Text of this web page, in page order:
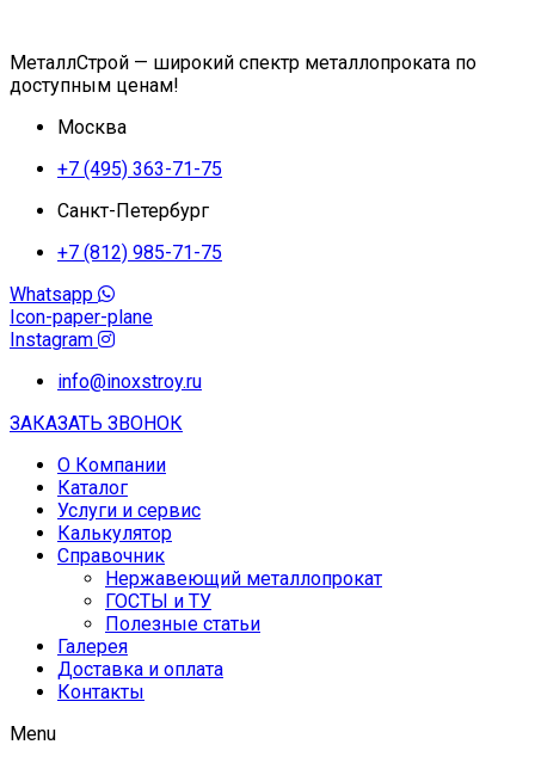
МеталлСтрой — широкий спектр металлопроката по
доступным ценам!
Москва
+7 (495) 363-71-75
Санкт-Петербург
+7 (812) 985-71-75
Whatsapp
Icon-paper-plane
Instagram
info@inoxstroy.ru
ЗАКАЗАТЬ ЗВОНОК
О Компании
Каталог
Услуги и сервис
Калькулятор
Справочник
Нержавеющий металлопрокат
ГОСТЫ и ТУ
Полезные статьи
Галерея
Доставка и оплата
Контакты
Menu